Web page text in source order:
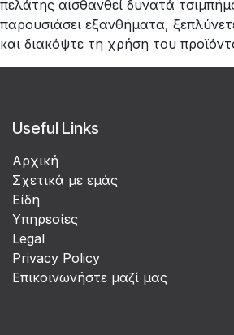
πελάτης αισθανθεί δυνατά
παρουσιάσει εξανθήματα,
και διακόψτε τη χρήση του
Useful Links
Αρχική
Σχετικά με εμάς
Είδη
Υπηρεσίες
Legal
Privacy Policy
Επικοινωνήστε μαζί μας